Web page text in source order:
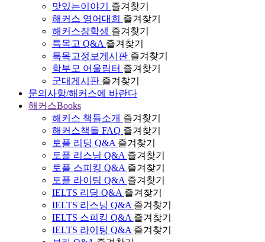
맛있는이야기
즐겨찾기
해커스 영어대회 즐겨찾기
해커스장학생 즐겨찾기
특목고 Q&A 즐겨찾기
특목고정보게시판 즐겨찾기
학부모 어울림터 즐겨찾기
군대게시판 즐겨찾기
문의사항/해커스에 바란다
해커스Books
해커스 책들소개 즐겨찾기
해커스책들 FAQ 즐겨찾기
토플 리딩 Q&A 즐겨찾기
토플 리스닝 Q&A 즐겨찾기
토플 스피킹 Q&A 즐겨찾기
토플 라이팅 Q&A 즐겨찾기
IELTS 리딩 Q&A 즐겨찾기
IELTS 리스닝 Q&A 즐겨찾기
IELTS 스피킹 Q&A 즐겨찾기
IELTS 라이팅 Q&A 즐겨찾기